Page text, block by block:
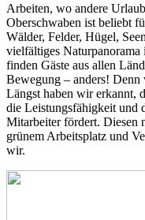
Arbeiten, wo andere
Oberschwaben ist beliebt
Wälder, Felder, Hügel,
vielfältiges
finden Gäste aus allen
Bewegung – anders!
Längst haben wir erkannt,
die Leistungsfähigkeit und
Mitarbeiter fördert. Diesen
grünem Arbeitsplatz und
wir.